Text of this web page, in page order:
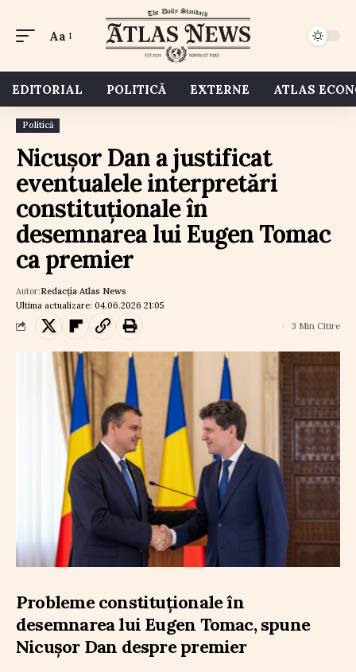
Aa
EDITORIAL POLITICĂ EXTERNE ATLAS
Politică
Nicușor Dan a justificat
eventualele interpretări
constituționale în
desemnarea lui Eugen Tomac
ca premier
Ultima actualizare: 04.06.2026 21:05
Autor:Redacția Atlas News
3 Min Citire
Probleme constituționale în
desemnarea lui Eugen Tomac, spune
Nicușor Dan despre premier